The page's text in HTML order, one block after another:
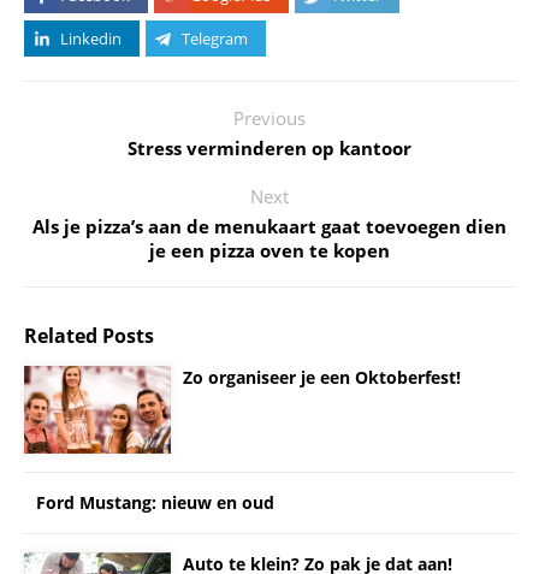
Linkedin
Telegram
Previous
Stress verminderen op kantoor
Next
Als je pizza’s aan de menukaart gaat toevoegen dien
je een pizza oven te kopen
Related Posts
Zo organiseer je een Oktoberfest!
Ford Mustang: nieuw en oud
Auto te klein? Zo pak je dat aan!